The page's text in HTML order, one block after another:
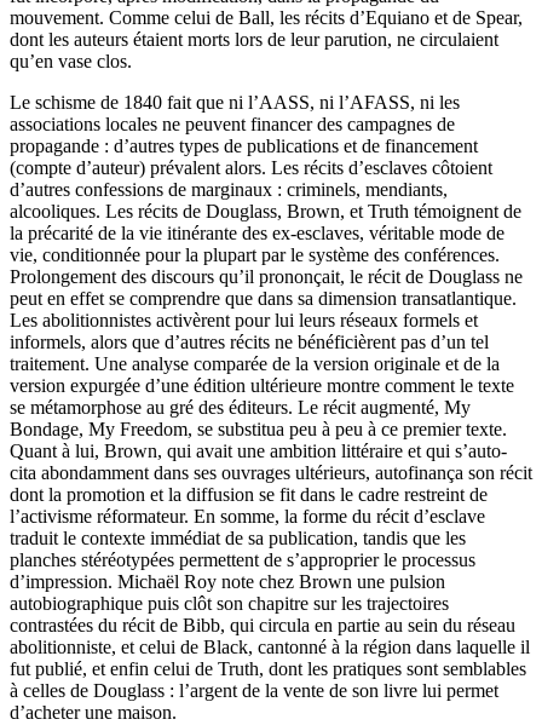
mouvement. Comme celui de Ball, les récits d’Equiano et de Spear,
dont les auteurs étaient morts lors de leur parution, ne circulaient
qu’en vase clos.
Le schisme de 1840 fait que ni l’AASS, ni l’AFASS, ni les
associations locales ne peuvent financer des campagnes de
propagande : d’autres types de publications et de financement
(compte d’auteur) prévalent alors. Les récits d’esclaves côtoient
d’autres confessions de marginaux : criminels, mendiants,
alcooliques. Les récits de Douglass, Brown, et Truth témoignent de
la précarité de la vie itinérante des ex-esclaves, véritable mode de
vie, conditionnée pour la plupart par le système des conférences.
Prolongement des discours qu’il prononçait, le récit de Douglass ne
peut en effet se comprendre que dans sa dimension transatlantique.
Les abolitionnistes activèrent pour lui leurs réseaux formels et
informels, alors que d’autres récits ne bénéficièrent pas d’un tel
traitement. Une analyse comparée de la version originale et de la
version expurgée d’une édition ultérieure montre comment le texte
se métamorphose au gré des éditeurs. Le récit augmenté, My
Bondage, My Freedom, se substitua peu à peu à ce premier texte.
Quant à lui, Brown, qui avait une ambition littéraire et qui s’auto-
cita abondamment dans ses ouvrages ultérieurs, autofinança son récit
dont la promotion et la diffusion se fit dans le cadre restreint de
l’activisme réformateur. En somme, la forme du récit d’esclave
traduit le contexte immédiat de sa publication, tandis que les
planches stéréotypées permettent de s’approprier le processus
d’impression. Michaël Roy note chez Brown une pulsion
autobiographique puis clôt son chapitre sur les trajectoires
contrastées du récit de Bibb, qui circula en partie au sein du réseau
abolitionniste, et celui de Black, cantonné à la région dans laquelle il
fut publié, et enfin celui de Truth, dont les pratiques sont semblables
à celles de Douglass : l’argent de la vente de son livre lui permet
d’acheter une maison.